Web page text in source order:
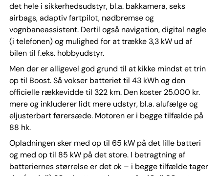
det hele i sikkerhedsudstyr, bl.a. bakkamera, seks
airbags, adaptiv fartpilot, nødbremse og
vognbaneassistent. Dertil også navigation, digital nøgle
(i telefonen) og mulighed for at trække 3,3 kW ud af
bilen til f.eks. hobbyudstyr.
Men der er alligevel god grund til at kikke mindst et trin
op til Boost. Så vokser batteriet til 43 kWh og den
officielle rækkevidde til 322 km. Den koster 25.000 kr.
mere og inkluderer lidt mere udstyr, bl.a. alufælge og
eljusterbart førersæde. Motoren er i begge tilfælde på
88 hk.
Opladningen sker med op til 65 kW på det lille batteri
og med op til 85 kW på det store. I betragtning af
batteriernes størrelse er det ok – i begge tilfælde tager